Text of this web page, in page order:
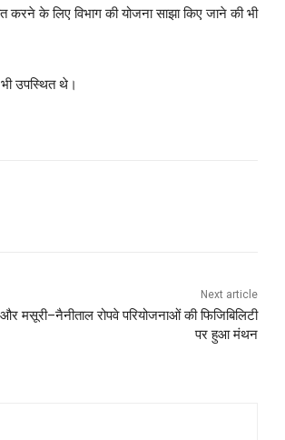
करने के लिए विभाग की योजना साझा किए जाने की भी
उपस्थित थे।
Next article
मसूरी–नैनीताल रोपवे परियोजनाओं की फिजिबिलिटी
पर हुआ मंथन